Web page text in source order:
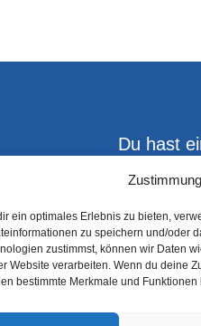
ein optimales Erlebnis zu bieten,
zu speichern und/oder
zustimmst, können wir Daten
Website verarbeiten. Wenn du deine
bestimmte Merkmale und
Du hast
ansprechen!
Kontakt